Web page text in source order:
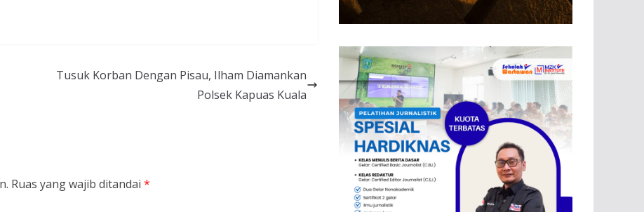
Tusuk Korban Dengan Pisau, Ilham Diamankan
Polsek Kapuas Kuala
Ruas yang wajib ditandai *